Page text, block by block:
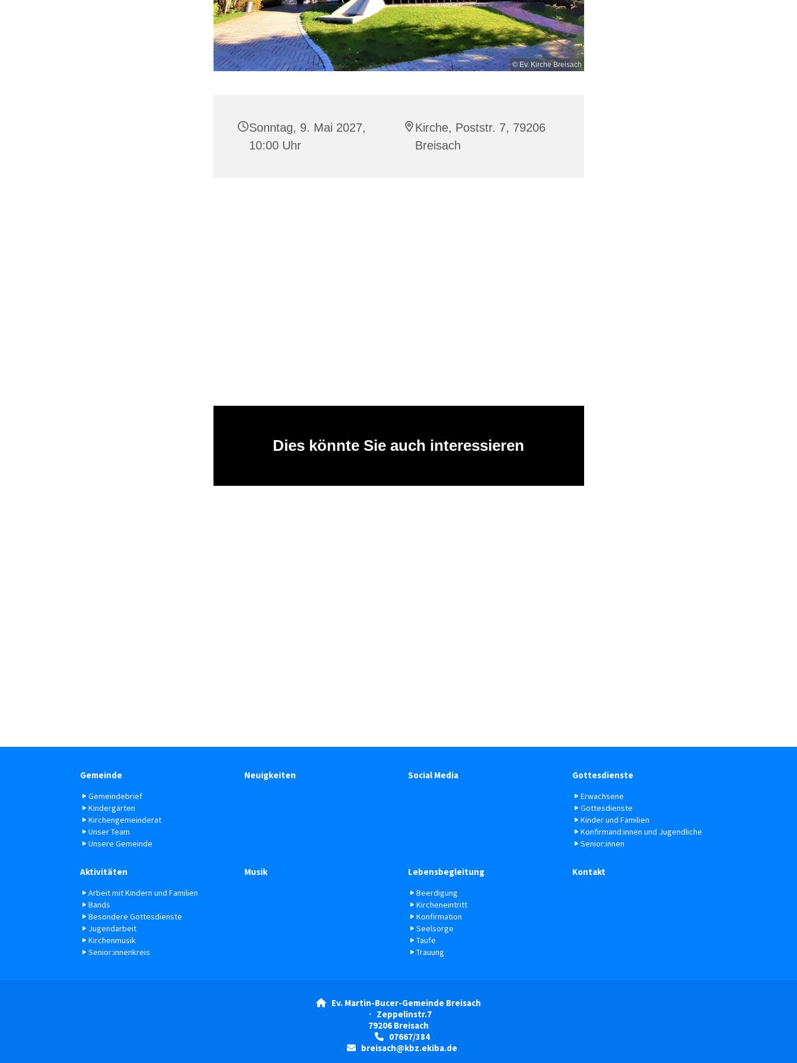
© Ev. Kirche Breisach
Sonntag, 9. Mai 2027,
10:00 Uhr
Kirche, Poststr. 7, 79206
Breisach
Dies könnte Sie auch interessieren
Gemeinde
Gemeindebrief
Kindergärten
Kirchengemeinderat
Unser Team
Unsere Gemeinde
Neuigkeiten Social Media Gottesdienste
Erwachsene
Gottesdienste
Kinder und Familien
Konfirmand:innen und Jugendliche
Senior:innen
Aktivitäten
Arbeit mit Kindern und Familien
Bands
Besondere Gottesdienste
Jugendarbeit
Kirchenmusik
Senior:innenkreis
Musik Lebensbegleitung
Beerdigung
Kircheneintritt
Konfirmation
Seelsorge
Taufe
Trauung
Kontakt

Ev. Martin-Bucer-Gemeinde Breisach
· Zeppelinstr.7
79206 Breisach
07667/384
 breisach@kbz.ekiba.de